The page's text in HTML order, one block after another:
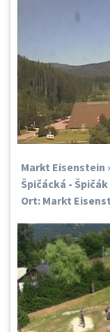
Markt Eisenstein
Špičácká - Špičák
Ort: Markt